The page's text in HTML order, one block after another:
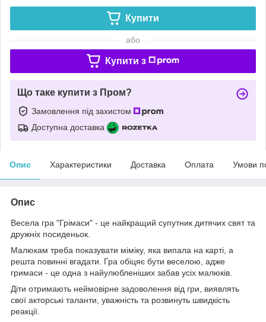
Купити
або
Купити з
Що таке купити з Пром?
Замовлення під захистом
Доступна доставка
Опис Характеристики Доставка Оплата Умови
Опис
Весела гра "Грімаси" - це найкращий супутник дитячих свят та
дружніх посиденьок.
Малюкам треба показувати міміку, яка випала на карті, а
решта повинні вгадати. Гра обіцяє бути веселою, адже
гримаси - це одна з найулюбленіших забав усіх малюків.
Діти отримають неймовірне задоволення від гри, виявлять
свої акторські таланти, уважність та розвинуть швидкість
реакції.